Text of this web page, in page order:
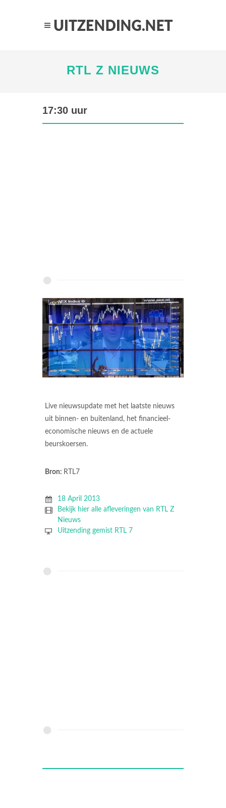
RTL Z NIEUWS
17:30 uur
Live nieuwsupdate met het laatste nieuws
uit binnen- en buitenland, het financieel-
economische nieuws en de actuele
beurskoersen.
Bron: RTL7
18 April 2013
Bekijk hier alle afleveringen van RTL Z
Nieuws
Uitzending gemist RTL 7